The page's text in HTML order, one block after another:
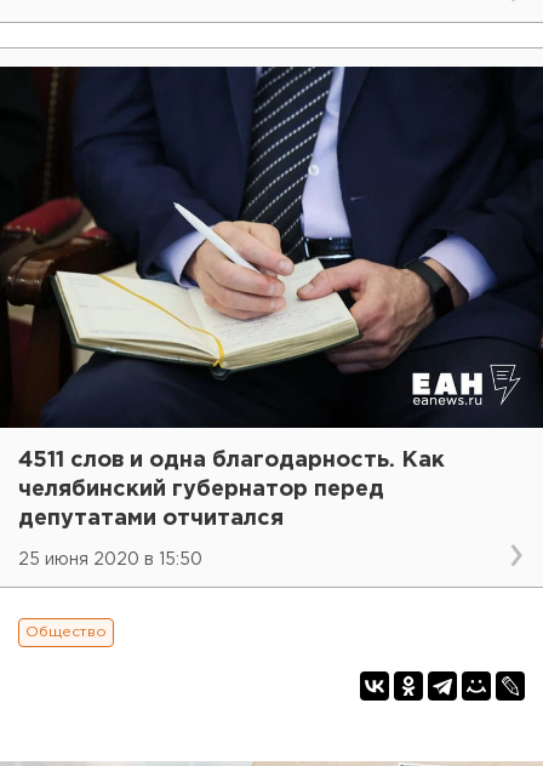
4511 слов и одна благодарность. Как
челябинский губернатор перед
депутатами отчитался
25 июня 2020 в 15:50
Общество